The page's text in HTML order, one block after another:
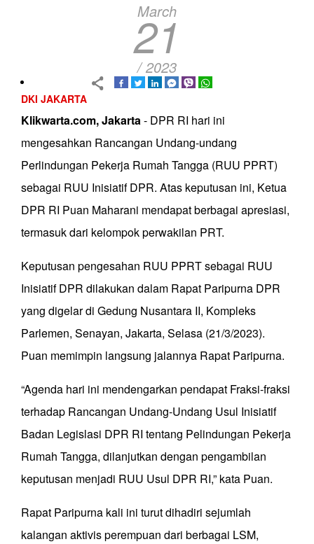
March
21
/ 2023
DKI JAKARTA
Klikwarta.com, Jakarta- DPR RI hari ini
mengesahkan Rancangan Undang-undang
Perlindungan Pekerja Rumah Tangga (RUU PPRT)
sebagai RUU Inisiatif DPR. Atas keputusan ini, Ketua
DPR RI Puan Maharani mendapat berbagai apresiasi,
termasuk dari kelompok perwakilan PRT.
Keputusan pengesahan RUU PPRT sebagai RUU
Inisiatif DPR dilakukan dalam Rapat Paripurna DPR
yang digelar di Gedung Nusantara II, Kompleks
Parlemen, Senayan, Jakarta, Selasa (21/3/2023).
Puan memimpin langsung jalannya Rapat Paripurna.
“Agenda hari ini mendengarkan pendapat Fraksi-fraksi
terhadap Rancangan Undang-Undang Usul Inisiatif
Badan Legislasi DPR RI tentang Pelindungan Pekerja
Rumah Tangga, dilanjutkan dengan pengambilan
keputusan menjadi RUU Usul DPR RI,” kata Puan.
Rapat Paripurna kali ini turut dihadiri sejumlah
kalangan aktivis perempuan dari berbagai LSM,